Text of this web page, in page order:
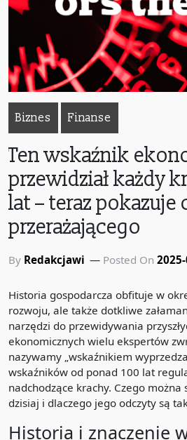
Biznes Finanse
Ten wskaźnik
przewidział każdy
lat – teraz pokazuje
przerażającego
By Redakcjawi Posted On
Historia gospodarcza obfituje w
rozwoju, ale także dotkliwe
narzędzi do przewidywania
ekonomicznych wielu ekspertów
nazywamy „wskaźnikiem
wskaźników od ponad 100 lat
nadchodzące krachy. Czego
dzisiaj i dlaczego jego odczyty są
Historia i znaczenie